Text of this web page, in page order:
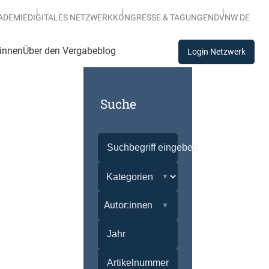
DIGITALES NETZWERKKONGRESSE & TAGUNGENDVNW.DE
Über den Vergabeblog Login Netzwerk
Suche
Autor:innen